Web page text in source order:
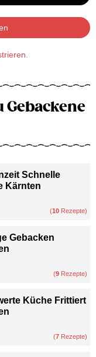
Gebackene
Schnelle
Kärnten
(10 Rezepte)
Gebacken
(9 Rezepte)
Küche Frittiert
(7 Rezepte)